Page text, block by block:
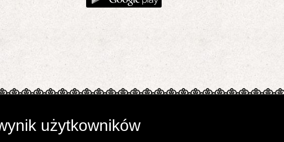
użytkowników